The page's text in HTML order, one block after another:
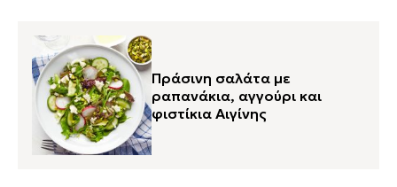
Πράσινη σαλάτα με
ραπανάκια, αγγούρι και
φιστίκια Αιγίνης